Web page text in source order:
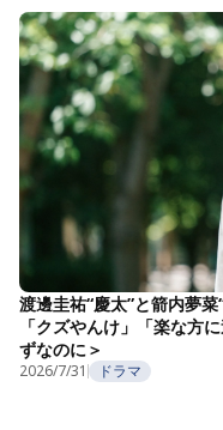
渡邊圭祐“慶太”と箭内夢
「クズやんけ」「楽な方
ずなのに＞
2026/7/31 ドラマ